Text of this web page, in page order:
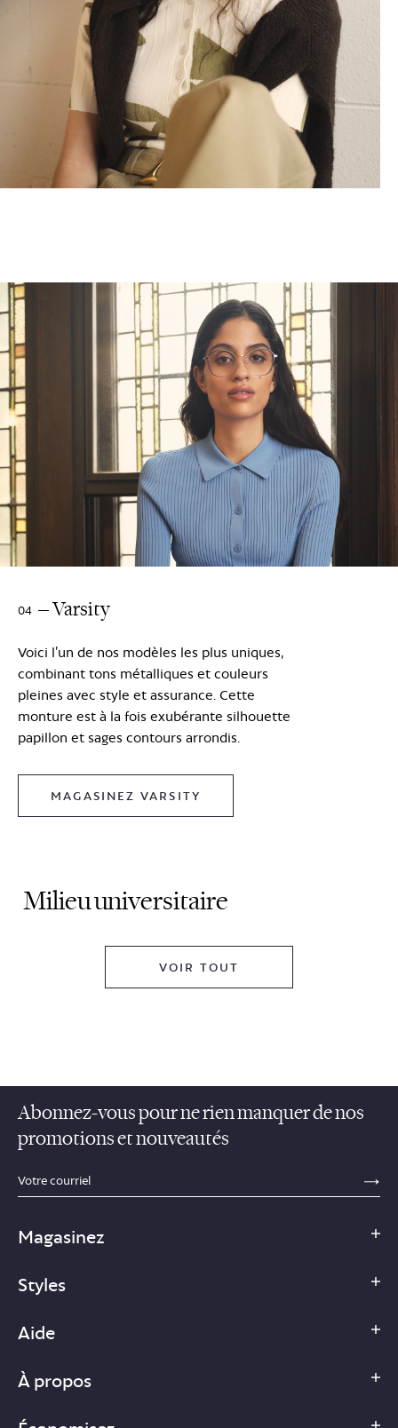
04 Varsity
Voici l’un de nos modèles les plus uniques,
combinant tons métalliques et couleurs
pleines avec style et assurance. Cette
monture est à la fois exubérante silhouette
papillon et sages contours arrondis.
MAGASINEZ VARSITY
Milieu universitaire
VOIR TOUT
Abonnez-vous pour ne rien manquer de nos
promotions et nouveautés
sections.footer.email_field_ada_label
Magasinez
Styles
Aide
À propos